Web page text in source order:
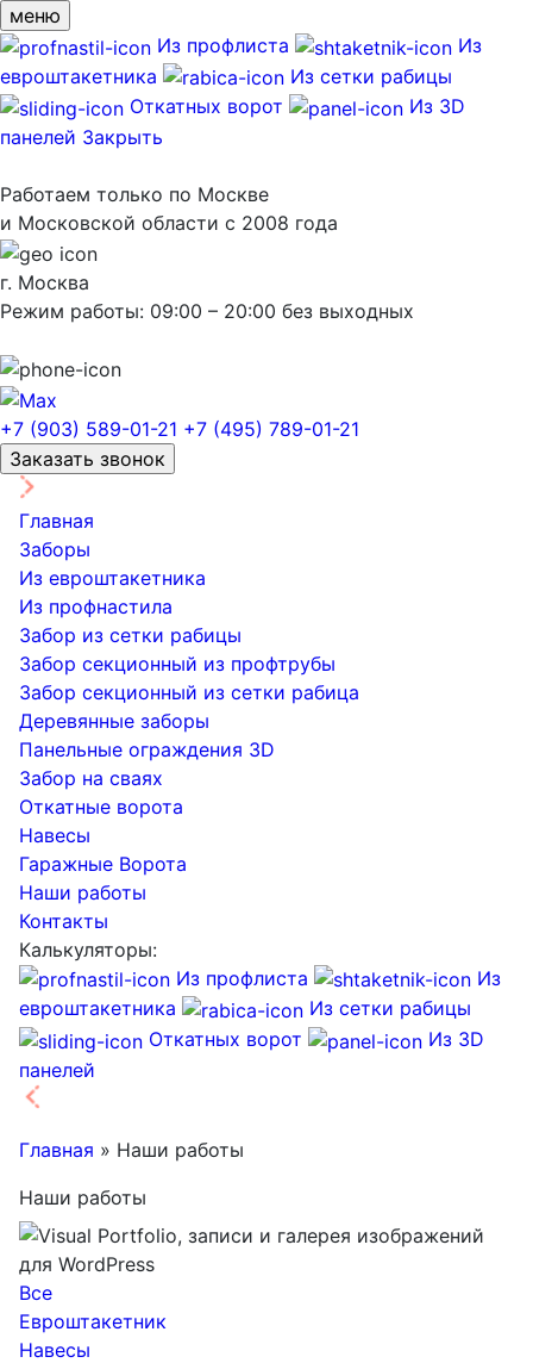
меню
Из профлиста
Из
евроштакетника
Из сетки рабицы
Откатных ворот
Из 3D
панелей Закрыть
Работаем только по Москве
и Московской области с 2008 года
г. Москва
Режим работы: 09:00 – 20:00 без выходных
+7 (903) 589-01-21 +7 (495) 789-01-21
Заказать звонок
Главная
Заборы
Из евроштакетника
Из профнастила
Забор из сетки рабицы
Забор секционный из профтрубы
Забор секционный из сетки рабица
Деревянные заборы
Панельные ограждения 3D
Забор на сваях
Откатные ворота
Навесы
Гаражные Ворота
Наши работы
Контакты
Калькуляторы:
Из профлиста
Из
евроштакетника
Из сетки рабицы
Откатных ворот
Из 3D
панелей
Главная » Наши работы
Наши работы
Все
Евроштакетник
Навесы